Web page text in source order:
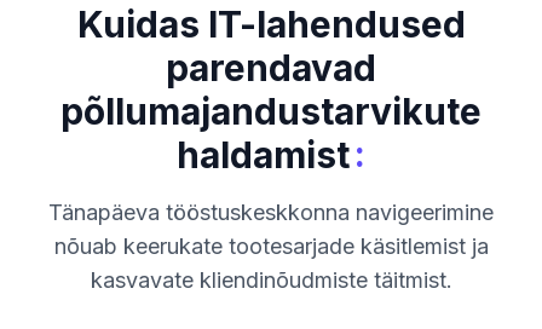
Kuidas IT-lahendused
parendavad
põllumajandustarvikute
haldamist:
Tänapäeva tööstuskeskkonna navigeerimine
nõuab keerukate tootesarjade käsitlemist ja
kasvavate kliendinõudmiste täitmist.